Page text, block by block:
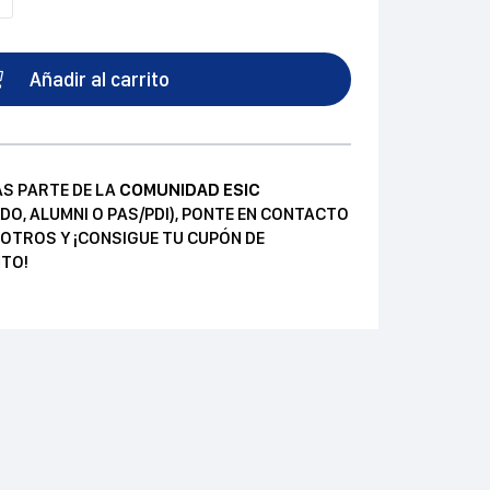
Añadir al carrito
PARTE DE LA COMUNIDAD ESIC
ALUMNI O PAS/PDI), PONTE EN CONTACTO
Y ¡CONSIGUE TU CUPÓN DE